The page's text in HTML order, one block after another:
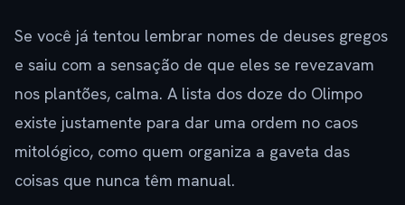
Se você já tentou lembrar nomes de deuses gregos
e saiu com a sensação de que eles se revezavam
nos plantões, calma. A lista dos doze do Olimpo
existe justamente para dar uma ordem no caos
mitológico, como quem organiza a gaveta das
coisas que nunca têm manual.